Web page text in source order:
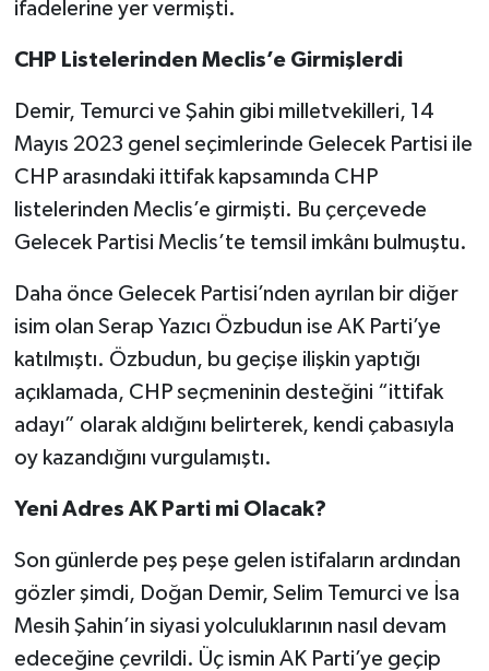
ifadelerine yer vermişti.
CHP Listelerinden Meclis’e Girmişlerdi
Demir, Temurci ve Şahin gibi milletvekilleri, 14
Mayıs 2023 genel seçimlerinde Gelecek Partisi ile
CHP arasındaki ittifak kapsamında CHP
listelerinden Meclis’e girmişti. Bu çerçevede
Gelecek Partisi Meclis’te temsil imkânı bulmuştu.
Daha önce Gelecek Partisi’nden ayrılan bir diğer
isim olan Serap Yazıcı Özbudun ise AK Parti’ye
katılmıştı. Özbudun, bu geçişe ilişkin yaptığı
açıklamada, CHP seçmeninin desteğini “ittifak
adayı” olarak aldığını belirterek, kendi çabasıyla
oy kazandığını vurgulamıştı.
Yeni Adres AK Parti mi Olacak?
Son günlerde peş peşe gelen istifaların ardından
gözler şimdi, Doğan Demir, Selim Temurci ve İsa
Mesih Şahin’in siyasi yolculuklarının nasıl devam
edeceğine çevrildi. Üç ismin AK Parti’ye geçip